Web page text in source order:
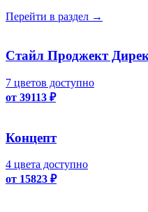
Перейти в раздел →
Стайл Проджект
7 цветов доступно
от 39113 ₽
Концепт
4 цвета доступно
от 15823 ₽